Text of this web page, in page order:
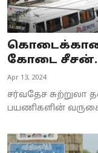
கோடை சீசன்..
Apr 13, 2024
சர்வதேச
பயணிகளின் வருகை